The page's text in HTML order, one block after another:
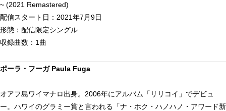
~ (2021 Remastered)
配信スタート日：2021年7月9日
形態：配信限定シングル
収録曲数：1曲
ポーラ・フーガ Paula Fuga
オアフ島ワイマナロ出身。2006年にアルバム「リリコイ」でデビュ
ー。ハワイのグラミー賞と言われる「ナ・ホク・ハノハノ・アワード新